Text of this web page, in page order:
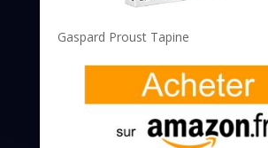
Gaspard Proust Tapine